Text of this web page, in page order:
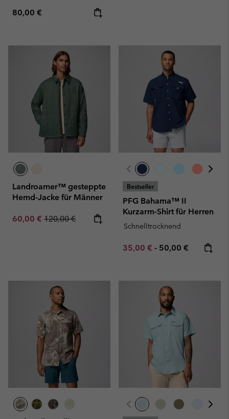
Regular price:
80,00 €
Landroamer™ gesteppte
Hemd-Jacke für Männer
Sale price:
60,00 € Regular price:
120,00 €
Bestseller
PFG Bahama™ II
Kurzarm-Shirt für Herren
Schnelltrocknend
Minimum sale price:
35,00 € - Maximum price:
50,00 €